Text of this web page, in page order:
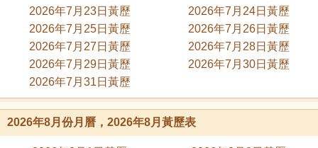
2026年7月23日黃歷
2026年7月24日黃歷
2026年7月25日黃歷
2026年7月26日黃歷
2026年7月27日黃歷
2026年7月28日黃歷
2026年7月29日黃歷
2026年7月30日黃歷
2026年7月31日黃歷
2026年8月份月曆，2026年8月黃歷表